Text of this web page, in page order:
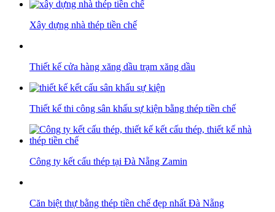
Xây dựng nhà thép tiền chế
Thiết kế cửa hàng xăng dầu trạm xăng dầu
Thiết kế thi công sân khấu sự kiện bằng thép tiền chế
Công ty kết cấu thép tại Đà Nẵng Zamin
Căn biệt thự bằng thép tiền chế đẹp nhất Đà Nẵng